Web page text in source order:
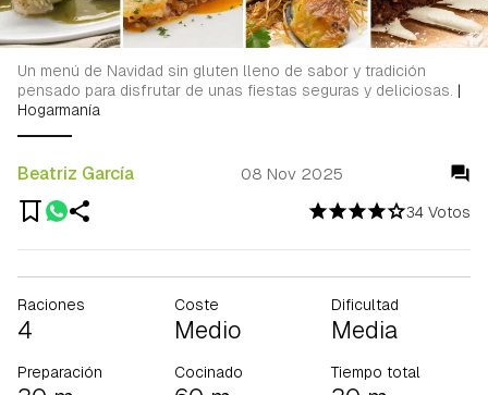
34 Votos
Beatriz García 08 Nov 2025
Un menú de Navidad sin gluten lleno de sabor y tradición
pensado para disfrutar de unas fiestas seguras y deliciosas. |
Hogarmanía
Raciones
4
Coste
Medio
Dificultad
Media
Preparación Cocinado Tiempo total